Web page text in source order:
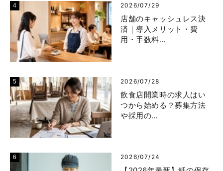
2026/07/29
店舗のキャッシュレス決
済｜導入メリット・費
用・手数料…
2026/07/28
飲食店開業時の求人はい
つから始める？募集方法
や採用の…
2026/07/24